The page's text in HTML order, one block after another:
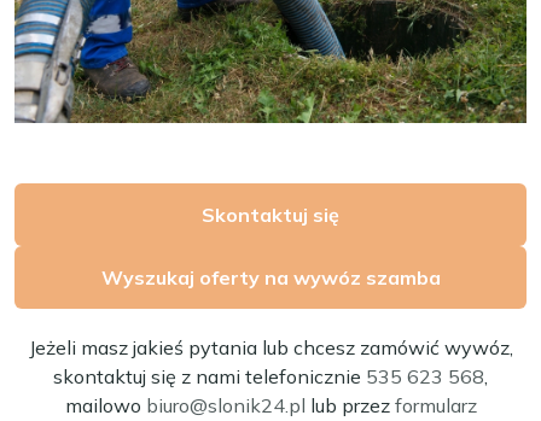
Skontaktuj się
Wyszukaj oferty na wywóz szamba
Jeżeli masz jakieś pytania lub chcesz zamówić wywóz,
skontaktuj się z nami telefonicznie 535 623 568,
mailowo biuro@slonik24.pl lub przez formularz